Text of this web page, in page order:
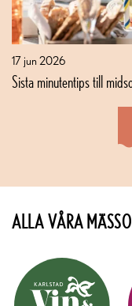
17 jun 2026
Sista minutentips till
ALLA VÅRA